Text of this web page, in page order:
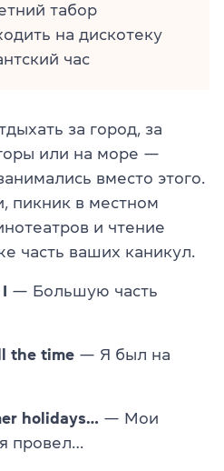
табор
на дискотеку
час
за город, за
или на море —
вместо этого.
пикник в местном
и чтение
часть ваших каникул.
— Большую часть
the time — Я был на
holidays… — Мои
провел…